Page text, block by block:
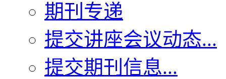
期刊专递
提交讲座会议动态...
提交期刊信息...